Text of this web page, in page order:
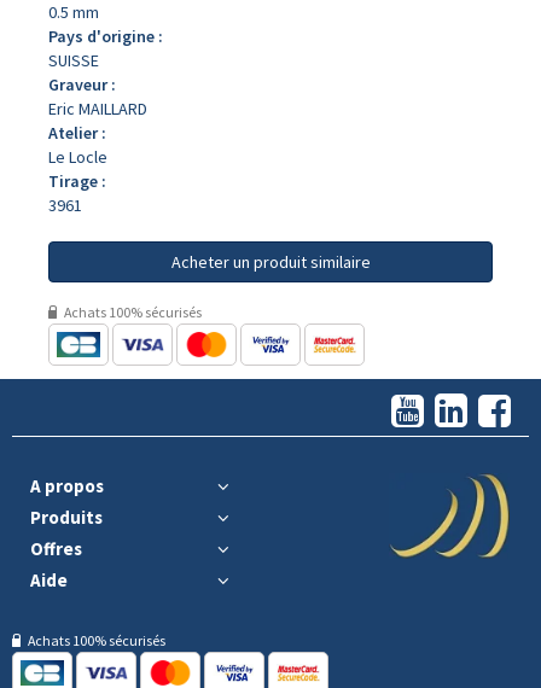
0.5 mm
Pays d'origine :
SUISSE
Graveur :
Eric MAILLARD
Atelier :
Le Locle
Tirage :
3961
Acheter un produit similaire
Achats 100% sécurisés
A propos
Produits
Offres
Aide
Achats 100% sécurisés